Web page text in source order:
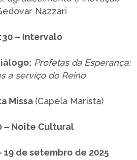
Nazzari
– Intervalo
Profetas da Esperança:
a serviço do Reino
Missa (Capela Marista)
– Noite Cultural
de setembro de 2025